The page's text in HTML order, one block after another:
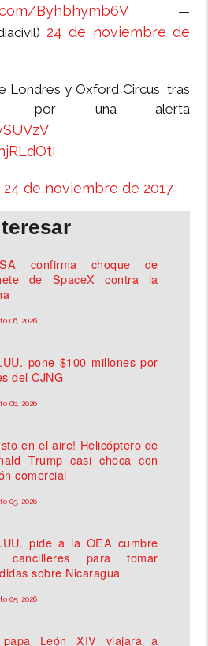
Byhbhymb6V —
24 de noviembre de
Londres y Oxford Circus, tras
por una alerta
24 de noviembre de 2017
confirma choque de
de SpaceX contra la
06, 2026
pone $100 millones por
del CJNG
06, 2026
en el aire! Helicóptero de
Trump casi choca con
comercial
05, 2026
pide a la OEA cumbre
cancilleres para tomar
sobre Nicaragua
05, 2026
León XIV viajará a